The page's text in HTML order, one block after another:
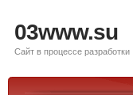
03www.su
Сайт в процессе разработки